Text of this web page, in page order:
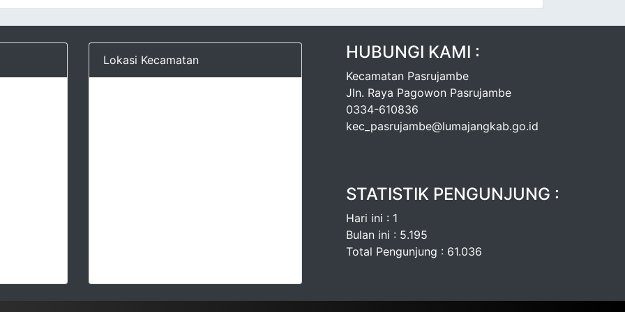
Lokasi Kecamatan HUBUNGI KAMI :
Kecamatan Pasrujambe
Jln. Raya Pagowon Pasrujambe
0334-610836
kec_pasrujambe@lumajangkab.go.id
STATISTIK PENGUNJUNG :
Hari ini : 1
Bulan ini : 5.195
Total Pengunjung : 61.036